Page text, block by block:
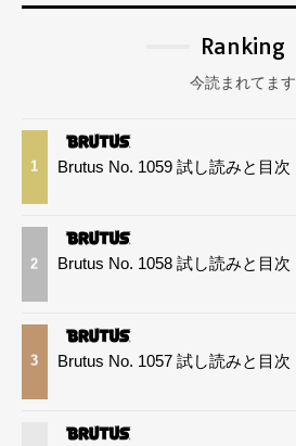
Ranking
今読まれてます
1 Brutus No. 1059 試し読みと目次
2 Brutus No. 1058 試し読みと目次
3 Brutus No. 1057 試し読みと目次